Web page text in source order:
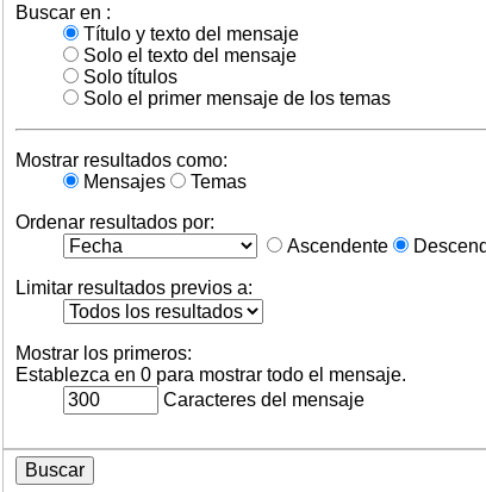
Buscar en :
Título y texto del mensaje
Solo el texto del mensaje
Solo títulos
Solo el primer mensaje de los temas
Mostrar resultados como:
Mensajes
Temas
Ordenar resultados por:
Ascendente
Limitar resultados previos a:
Mostrar los primeros:
Establezca en 0 para mostrar todo el mensaje.
Caracteres del mensaje